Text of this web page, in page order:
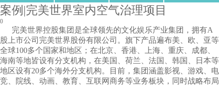
案例|完美世界室内空气治理项目
0
完美世界控股集团是全球领先的文化娱乐产业集团，拥有A
股上市公司完美世界股份有限公司。旗下产品遍布美、欧、亚等
全球100多个国家和地区；在北京、香港、上海、重庆、成都、
海南等地皆设有分支机构，在美国、荷兰、法国、韩国、日本等
地区设有20多个海外分支机构。目前，集团涵盖影视、游戏、电
竞、院线、动画、教育、互联网商务等业务板块，同时战略布局